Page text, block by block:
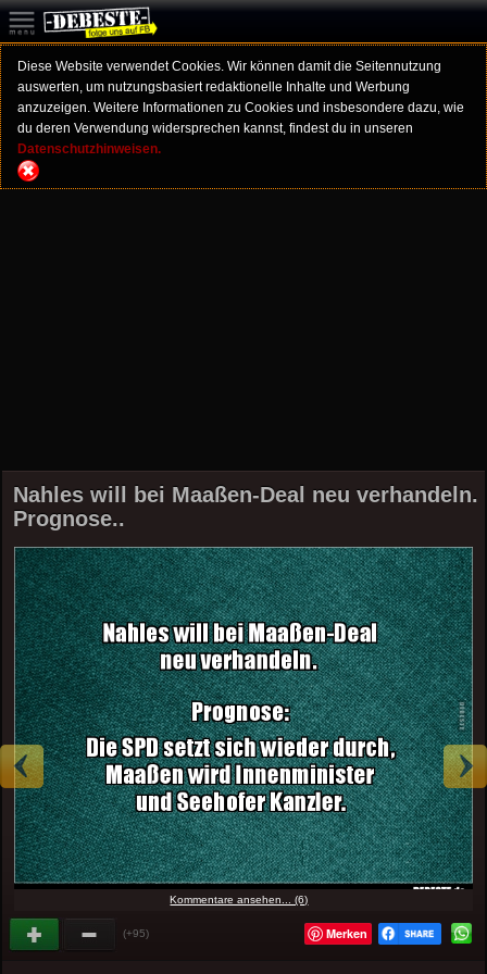
Diese Website verwendet Cookies. Wir können damit die Seitennutzung
auswerten, um nutzungsbasiert redaktionelle Inhalte und Werbung
anzuzeigen. Weitere Informationen zu Cookies und insbesondere dazu, wie
du deren Verwendung widersprechen kannst, findest du in unseren
Datenschutzhinweisen.
Nahles will bei Maaßen-Deal neu verhandeln.
Prognose..
Kommentare ansehen... (6)
(+95) Merken